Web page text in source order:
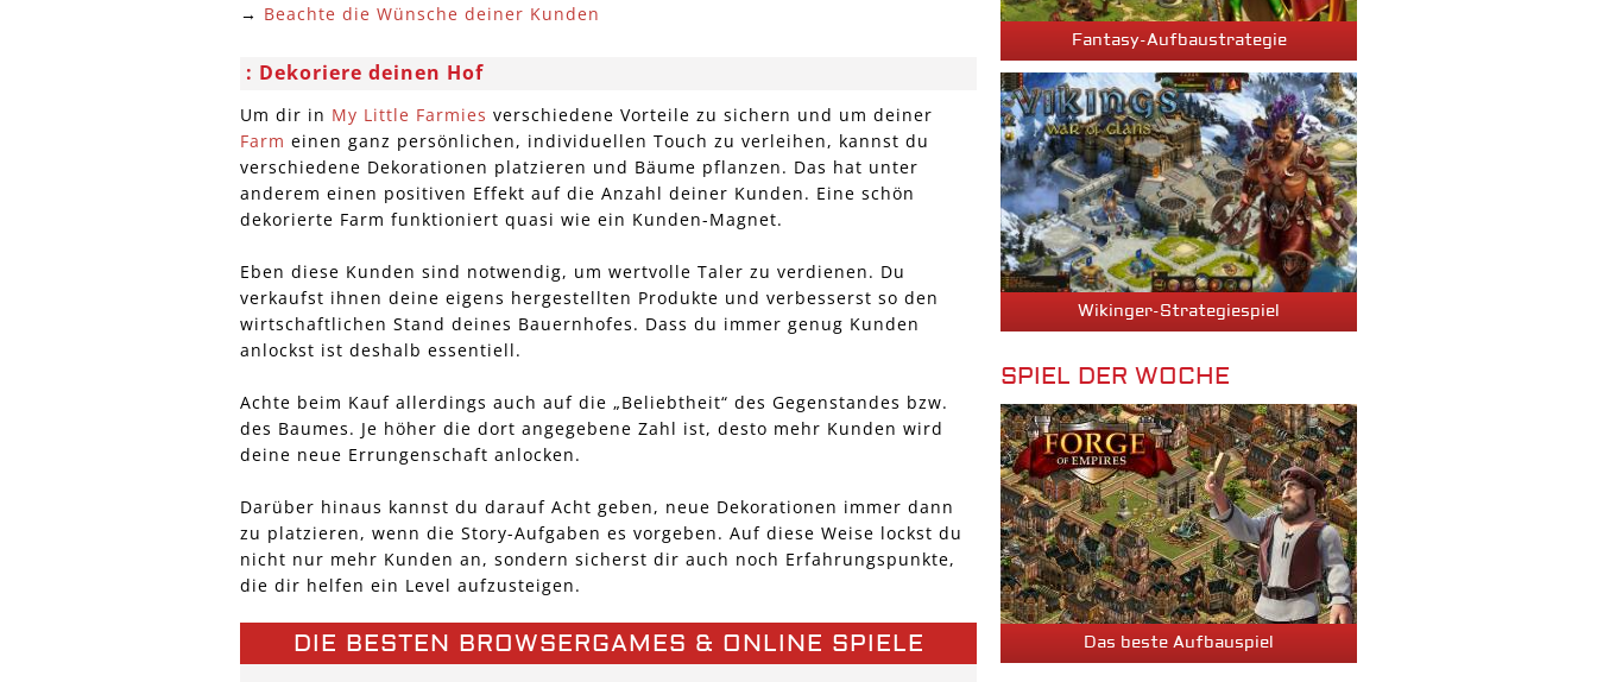
→ Beachte die Wünsche deiner Kunden
Dekoriere deinen Hof
Um dir in My Little Farmies verschiedene Vorteile zu sichern und um deiner
Farm einen ganz persönlichen, individuellen Touch zu verleihen, kannst du
verschiedene Dekorationen platzieren und Bäume pflanzen. Das hat unter
anderem einen positiven Effekt auf die Anzahl deiner Kunden. Eine schön
dekorierte Farm funktioniert quasi wie ein Kunden-Magnet.
Eben diese Kunden sind notwendig, um wertvolle Taler zu verdienen. Du
verkaufst ihnen deine eigens hergestellten Produkte und verbesserst so den
wirtschaftlichen Stand deines Bauernhofes. Dass du immer genug Kunden
anlockst ist deshalb essentiell.
Achte beim Kauf allerdings auch auf die „Beliebtheit“ des Gegenstandes bzw.
des Baumes. Je höher die dort angegebene Zahl ist, desto mehr Kunden wird
deine neue Errungenschaft anlocken.
Darüber hinaus kannst du darauf Acht geben, neue Dekorationen immer dann
zu platzieren, wenn die Story-Aufgaben es vorgeben. Auf diese Weise lockst du
nicht nur mehr Kunden an, sondern sicherst dir auch noch Erfahrungspunkte,
die dir helfen ein Level aufzusteigen.
DIE BESTEN BROWSERGAMES & ONLINE SPIELE
Fantasy-Aufbaustrategie
Wikinger-Strategiespiel
SPIEL DER WOCHE
Das beste Aufbauspiel